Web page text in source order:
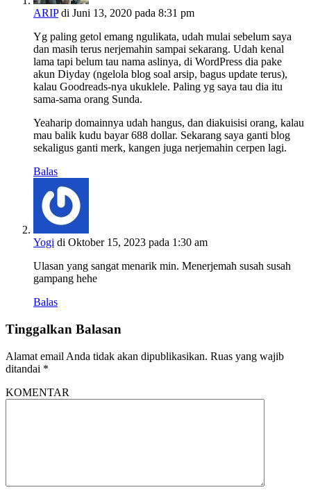
ARIP di Juni 13, 2020 pada 8:31 pm
Yg paling getol emang ngulikata, udah mulai sebelum saya
dan masih terus nerjemahin sampai sekarang. Udah kenal
lama tapi belum tau nama aslinya, di WordPress dia pake
akun Diyday (ngelola blog soal arsip, bagus update terus),
kalau Goodreads-nya ukuklele. Paling yg saya tau dia itu
sama-sama orang Sunda.
Yeaharip domainnya udah hangus, dan diakuisisi orang, kalau
mau balik kudu bayar 688 dollar. Sekarang saya ganti blog
sekaligus ganti merk, kangen juga nerjemahin cerpen lagi.
Balas
Yogi di Oktober 15, 2023 pada 1:30 am
Ulasan yang sangat menarik min. Menerjemah susah susah
gampang hehe
Balas
Tinggalkan Balasan
Alamat email Anda tidak akan dipublikasikan. Ruas yang wajib
ditandai *
KOMENTAR